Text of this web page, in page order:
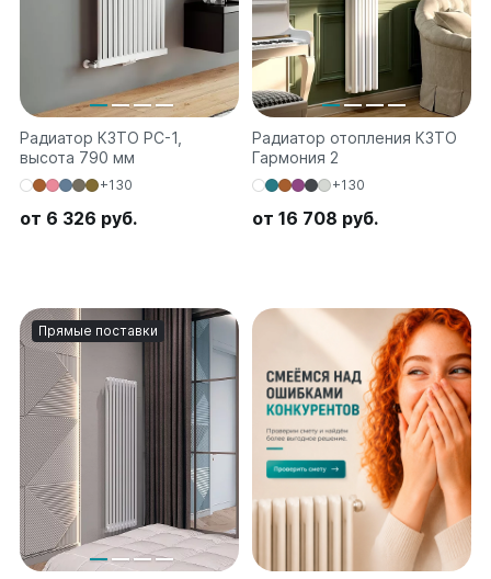
Bataria
Bataria 2
Bataria 3
Bataria Retro 2
Bataria Retro 3
Гармония
Гармония 1, 2
Гармония С40
Гармония C25 N
Гармония А40
Гармония А25 N
Гармония А20
РС и РСК
РС
Радиатор КЗТО РС-1,
высота 790 мм
+130
от 6 326 руб.
Радиатор отопления КЗТО
Гармония 2
+130
от 16 708 руб.
Прямые поставки